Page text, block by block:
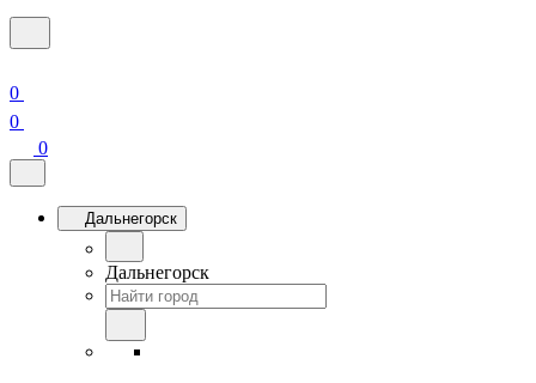
0
0
0
Дальнегорск
Дальнегорск